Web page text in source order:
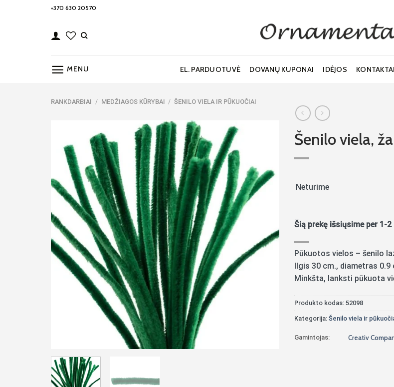
+370 630 20570
MENU EL. PARDUOTUVĖ DOVANŲ KUPONAI IDĖJOS KONTAKTAI
RANKDARBIAI / MEDŽIAGOS KŪRYBAI / ŠENILO VIELA IR PŪKUOČIAI
Noriu!
Šenilo viela,
Neturime
Šią prekę išsiųsime per 1-
Pūkuotos vielos – šenilo
Ilgis 30 cm., diametras 0.9
Minkšta, lanksti pūkuota
Produkto kodas: 52098
Kategorija: Šenilo viela ir
Gamintojas: Creativ